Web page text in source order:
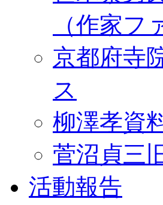
（作家フ
京都府寺
ス
柳澤孝資
菅沼貞三
活動報告